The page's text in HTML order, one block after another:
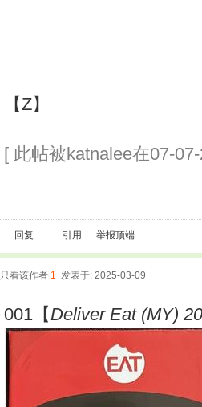
【Z】
[ 此帖被katnalee在07-
回复 引用 举报顶端
只看该作者 1 发表于: 2025-03-09
001【Deliver Eat (MY)